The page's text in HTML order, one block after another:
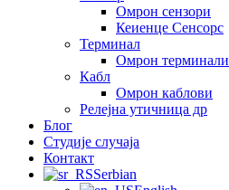
Омрон сензори
Кеиенце Сенсорс
Терминал
Омрон терминали
Кабл
Омрон каблови
Релејна утичница др
Блог
Студије случаја
Контакт
Serbian